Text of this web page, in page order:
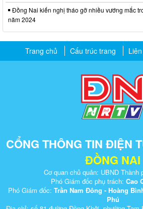
Đồng Nai kiến nghị tháo gỡ nhiều vướng mắc
năm 2024
Trang chủ Cấu trúc trang
CỔNG THÔNG TIN ĐIỆN
ĐỒNG NAI
Cơ quan chủ quản: UBND
Phó Giám đốc phụ trách: Cao
Phó Giám đốc: Trần Nam Đông - Hoàng
Phú